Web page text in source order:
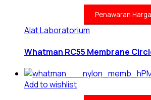
Penawaran Harga
Alat Laboratorium
Whatman RC55 Membrane
Add to wishlist